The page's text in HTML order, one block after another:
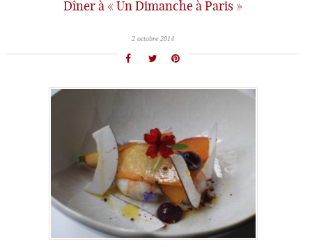
Dîner à « Un Dimanche à Paris »
2 octobre 2014